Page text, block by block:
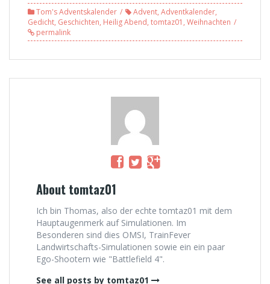
Tom’s
Adventskalende
r 2014
| Tom’s
Adventskalende
r 2014
Tom's Adventskalender Advent, Adventkalender,
Gedicht, Geschichten, Heilig Abend, tomtaz01 , Weihnachten
permalink
About tomtaz01
Ich bin Thomas, also der echte tomtaz01 mit dem
Hauptaugenmerk auf Simulationen. Im
Besonderen sind dies OMSI, TrainFever
Landwirtschafts-Simulationen sowie ein ein paar
Ego-Shootern wie "Battlefield 4".
See all posts by tomtaz01